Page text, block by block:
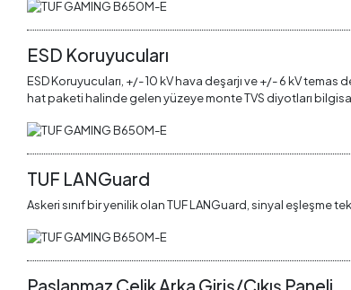
ESD Koruyucuları
ESD Koruyucuları, +/- 10 kV hava deşarjı ve +/- 6 kV
hat paketi halinde gelen yüzeye monte TVS diyotları
TUF LANGuard
Askeri sınıf bir yenilik olan TUF LANGuard, sinyal eşleşme